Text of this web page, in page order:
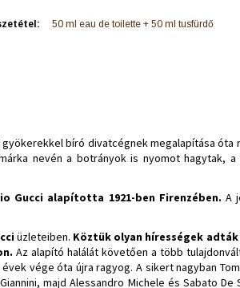
50 ml eau de toilette + 50 ml tusfürdő
gyökerekkel bíró divatcégnek megalapítása
nevén a botrányok is nyomot hagytak,
Gucci alapította 1921-ben Firenzében. A
üzleteiben. Köztük olyan hírességek
Az alapító halálát követően a több
vége óta újra ragyog. A sikert nagyban
majd Alessandro Michele és Sabato